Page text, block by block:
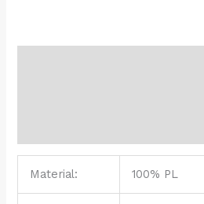
10,80 €.7,50 €.
Material: 100% PL